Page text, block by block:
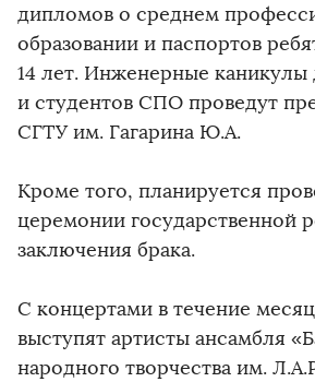
дипломов о среднем
образовании и паспортов
14 лет. Инженерные
и студентов СПО проведут
СГТУ им. Гагарина Ю.А.
Кроме того, планируется
церемонии государственной
заключения брака.
С концертами в течение
выступят артисты ансамбля
народного творчества им.